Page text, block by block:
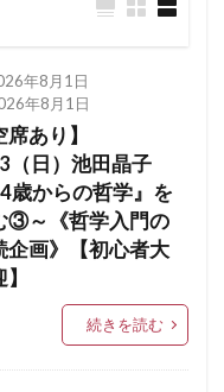
年8月1日
年8月1日
席あり】
（日）池田晶子
歳からの哲学』を
③～《哲学入門の
企画》【初心者大
続きを読む